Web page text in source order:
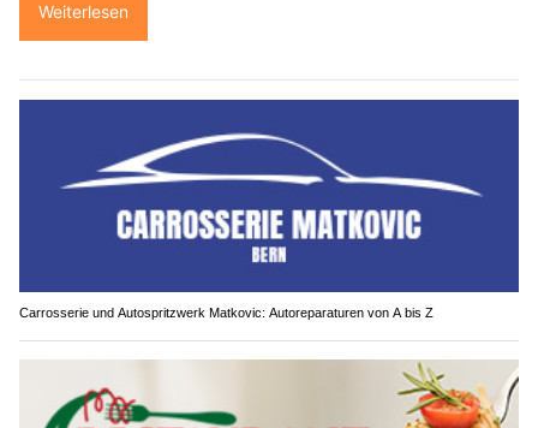
Weiterlesen
Carrosserie und Autospritzwerk Matkovic: Autoreparaturen von A bis Z